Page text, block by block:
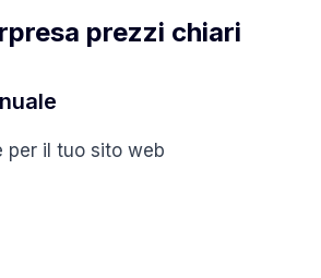
prezzi chiari
per il tuo sito web